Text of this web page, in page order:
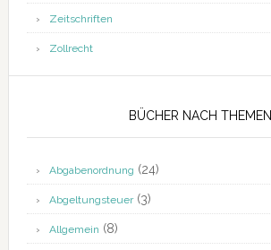
Zeitschriften
Zollrecht
BÜCHER NACH THEMEN
Abgabenordnung (24)
Abgeltungsteuer(3)
Allgemein (8)